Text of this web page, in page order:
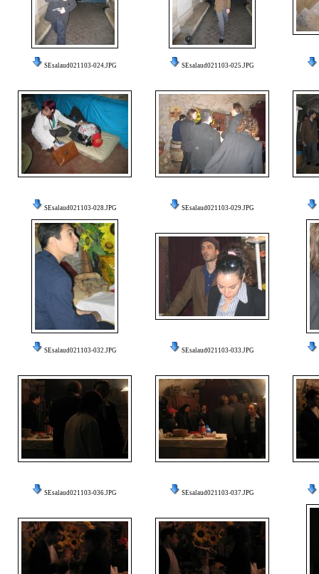
SEsalaud021103-024.JPG SEsalaud021103-025.JPG
SEsalaud021103-028.JPG SEsalaud021103-029.JPG
SEsalaud021103-032.JPG SEsalaud021103-033.JPG
SEsalaud021103-036.JPG SEsalaud021103-037.JPG